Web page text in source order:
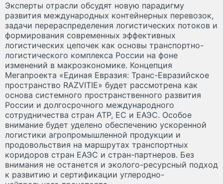
Эксперты отрасли обсудят новую парадигму
развития международных контейнерных перевозок,
задачи перераспределения логистических потоков и
формирования современных эффективных
логистических цепочек как основы транспортно-
логистического комплекса России на фоне
изменений в макроэкономике. Концепция
Мегапроекта «Единая Евразия: Транс-Евразийское
пространство RAZVITIE» будет рассмотрена как
основа системного пространственного развития
России и долгосрочного международного
сотрудничества стран АТР, ЕС и ЕАЭС. Особое
внимание будет уделено обеспечению ускоренной
логистики агропромышленной продукции и
продовольствия на маршрутах транспортных
коридоров стран ЕАЭС и стран-партнеров. Без
внимания не останется и эколого-ресурсный подход
к развитию и сертификации углеродно-